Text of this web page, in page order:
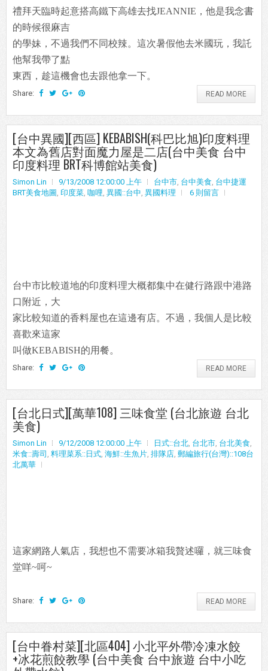
禮拜天臨時起意搭高鐵下高雄去找JEANNIE，他是我念書
的時候很麻吉
的學妹，不過我們不同校辣。這次暑假他去米國玩，我託
他幫我帶了點
東西，趁這機會也去跟他拿一下。
Share: READ MORE
[台中異國][西區] KEBABISH(科巴比旭)印度料理
本文為舊店對面魔力屋是二店(台中美食 台中
印度料理 BRT科博館站美食)
Simon Lin 9/13/2008 12:00:00 上午 台中市 台中美食 台中捷運
BRT美食地圖 印度菜 咖哩 異國::台中 異國料理 6 則留言
台中市比較道地的印度料理大概都集中在健行路跟中港路
口附近，大
家比較知道的香料屋也在這邊有店。不過，我個人是比較
喜歡來這家
叫做KEBABISH的用餐。
Share: READ MORE
[台北日式][萬華108] 三味食堂 (台北旅遊 台北
美食)
Simon Lin 9/12/2008 12:00:00 上午 日式::台北 台北市 台北美食
米食::壽司 料理菜系::日式 海鮮::生魚片 排隊店 郵編旅行(台灣)::108台
北萬華
這家網路人氣店，我想也不需要冰箱我贅述囉，就三味食
堂咩~呵~
Share: READ MORE
[台中眷村菜][北區404] 小北平外帶冷凍水餃
+冰花煎餃教學 (台中美食 台中旅遊 台中小吃